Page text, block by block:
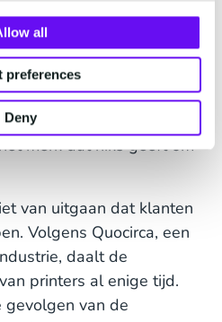
all
preferences
Deny
je
kan deze
leiden tot printschaamte
collega's. Je wilt immers
merk dat niks geeft om
van uitgaan dat klanten
Volgens Quocirca, een
daalt de
printers al enige tijd.
gevolgen van de